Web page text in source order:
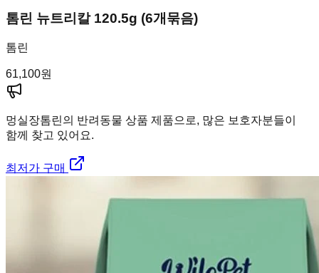
톰린 뉴트리칼 120.5g (6개묶음)
톰린
61,100원
멍실장톰린의 반려동물 상품 제품으로, 많은 보호자분들이
함께 찾고 있어요.
최저가 구매